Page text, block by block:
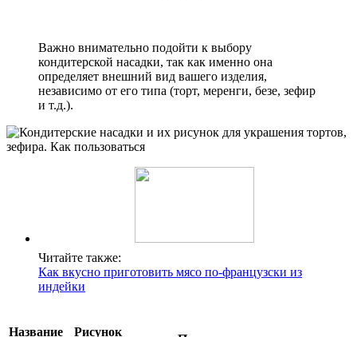
Важно внимательно подойти к выбору
кондитерской насадки, так как именно она
определяет внешний вид вашего изделия,
независимо от его типа (торт, меренги, безе, зефир
и т.д.).
Читайте также:
Как вкусно приготовить мясо по-французски из
индейки
Название Рисунок